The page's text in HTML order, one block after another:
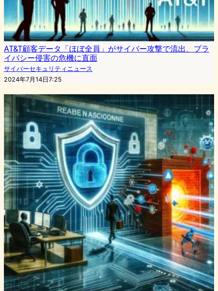
AT&T顧客データ「ほぼ全員」がサイバー攻撃で流出、プラ
イバシー侵害の危機に直面
サイバーセキュリティニュース
2024年7月14日7:25